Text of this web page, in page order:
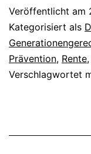
Veröffentlicht am
Kategorisiert als
Prävention, Rente,
Verschlagwortet